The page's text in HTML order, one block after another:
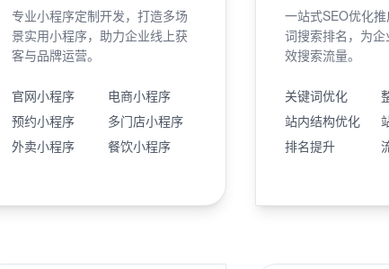
专业小程序定制开发，打造多场
景实用小程序，助力企业线上获
客与品牌运营。
官网小程序
电商小程序
预约小程序
多门店小程序
外卖小程序
餐饮小程序
一站式SEO优化
词搜索排名，为
效搜索流量。
关键词优化
站内结构优化
排名提升